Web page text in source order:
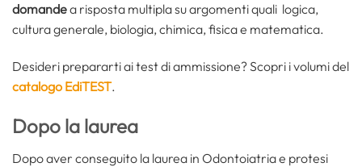
domandea risposta multipla su argomenti quali logica,
cultura generale, biologia, chimica, fisica e matematica.
Desideri prepararti ai test di ammissione? Scopri i volumi del
catalogo EdiTEST.
Dopo la laurea
Dopo aver conseguito la laurea in Odontoiatria e protesi